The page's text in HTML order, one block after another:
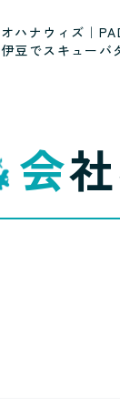
オハナウィズ｜
伊豆でスキューバ
会